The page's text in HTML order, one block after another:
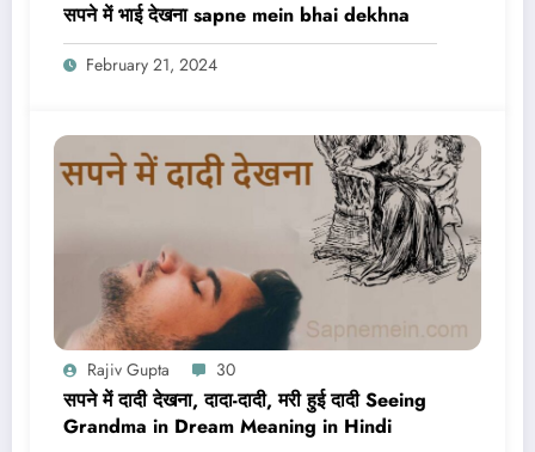
सपने में भाई देखना sapne mein bhai dekhna
February 21, 2024
Rajiv Gupta 30
सपने में दादी देखना, दादा-दादी, मरी हुई दादी Seeing
Grandma in Dream Meaning in Hindi